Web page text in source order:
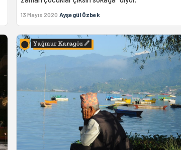
13 Mayıs 2020 Ayşegül Özbek